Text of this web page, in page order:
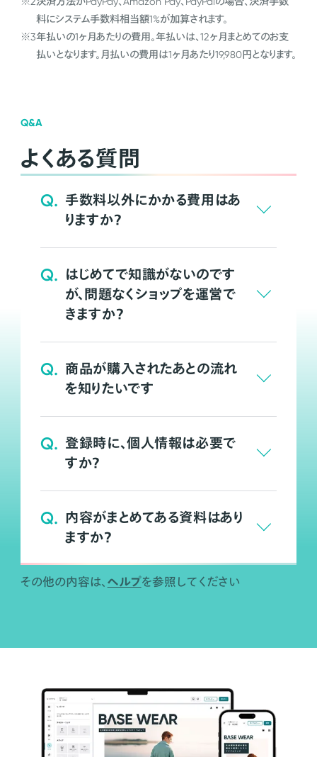
料にシステム手数料相当額1%が加算されます。
※3年払いの1ヶ月あたりの費用。年払いは、12ヶ月まとめてのお支
払いとなります。月払いの費用は1ヶ月あたり19,980円となります。
Q&A
よくある質問
Q. 手数料以外にかかる費用はあ
りますか？
Q. はじめてで知識がないのです
が、問題なくショップを運営で
きますか？
Q. 商品が購入されたあとの流れ
を知りたいです
Q. 登録時に、個人情報は必要で
すか？
Q. 内容がまとめてある資料はあり
ますか？
その他の内容は、 ヘルプを参照してください